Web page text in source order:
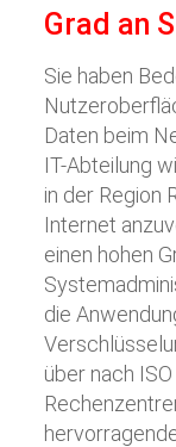
Grad an
Sie haben
Daten beim
IT-Abteilung
in der Region
Internet
einen hohen
die
über nach